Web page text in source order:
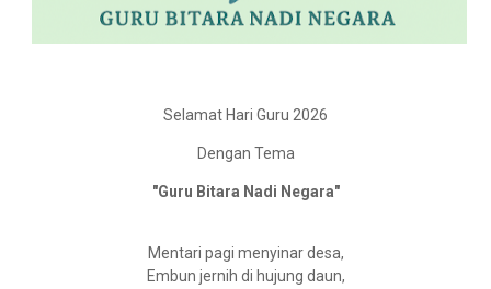
Selamat Hari Guru 2026
Dengan Tema
"Guru Bitara Nadi Negara"
Mentari pagi menyinar desa,
Embun jernih di hujung daun,